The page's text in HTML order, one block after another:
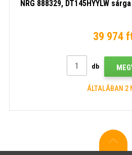
NRG 888329, DT145HYYLW
39 974
db
ÁLTALÁBAN 2